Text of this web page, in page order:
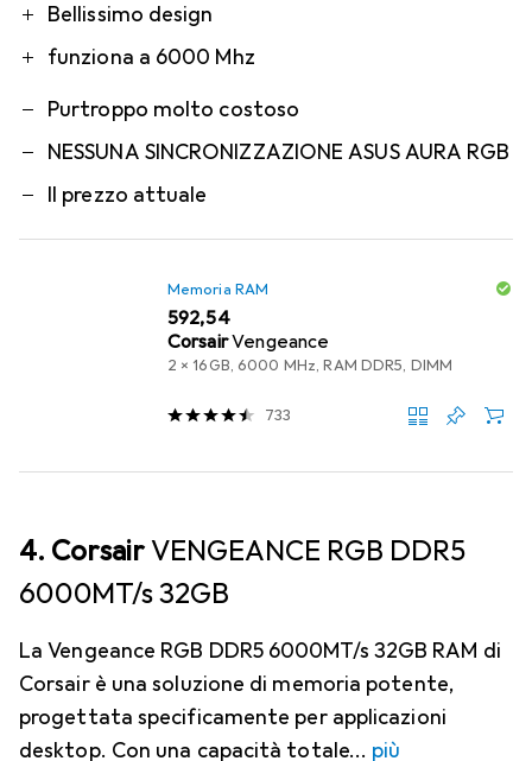
Bellissimo design
funziona a 6000 Mhz
Purtroppo molto costoso
NESSUNA SINCRONIZZAZIONE ASUS AURA RGB
Il prezzo attuale
Memoria RAM
EUR
592,54
CorsairVengeance
2 x 16GB, 6000 MHz, RAM DDR5, DIMM
733
4. CorsairVENGEANCE RGB DDR5
6000MT/s 32GB
La Vengeance RGB DDR5 6000MT/s 32GB RAM di
Corsair è una soluzione di memoria potente,
progettata specificamente per applicazioni
desktop. Con una capacità totale
più